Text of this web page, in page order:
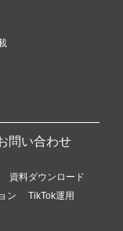
問い合わせ
資料ダウンロード
ン
TikTok運用